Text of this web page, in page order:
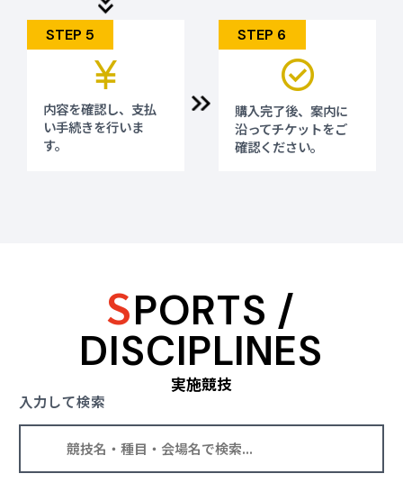
STEP 5
内容を確認し、 支払
い手続きを行いま
す。
STEP 6
購入完了後、案内に
沿ってチケットをご
確認ください。
SPORTS /
DISCIPLINES
実施競技
入力して検索